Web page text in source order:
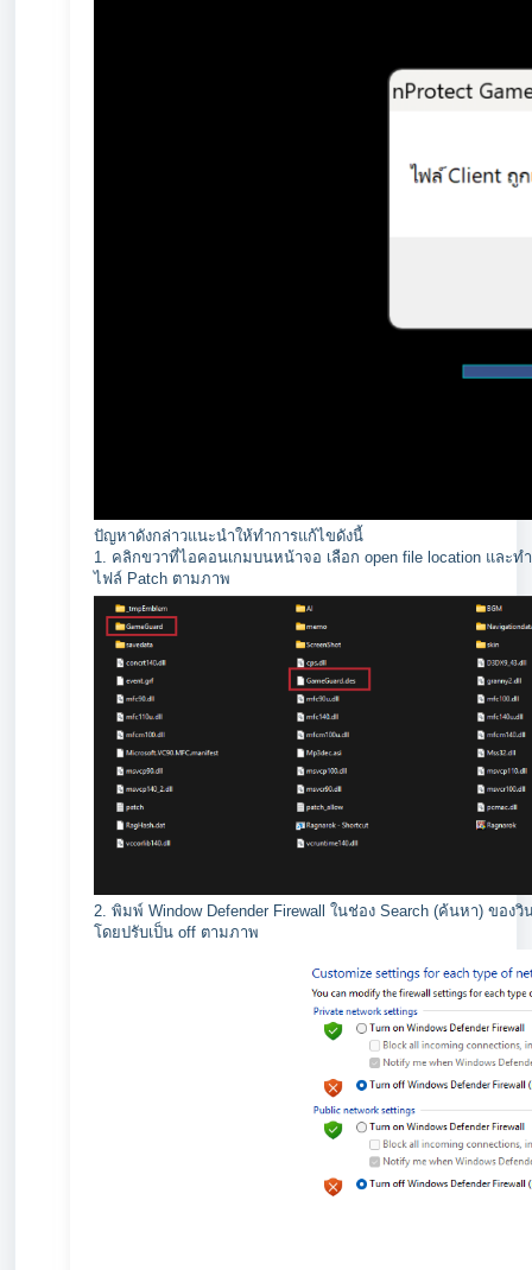
ปัญหาดังกล่าวแนะนำให้ทำการแก้ไขดังนี้
1. คลิกขวาที่ไอคอนเกมบนหน้าจอ เลือก open file location และท
ไฟล์ Patch ตามภาพ
2. พิมพ์ Window Defender Firewall ในช่อง Search (ค้นหา) ของวิ
โดยปรับเป็น off ตามภาพ